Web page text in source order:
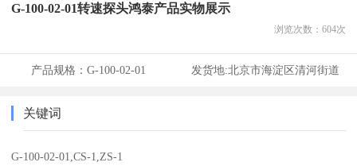
G-100-02-01转速探头鸿泰产品实物展示
浏览次数： 604次
产品规格： G-100-02-01 发货地:北京市海淀区清河街道
关键词
G-100-02-01,CS-1,ZS-1